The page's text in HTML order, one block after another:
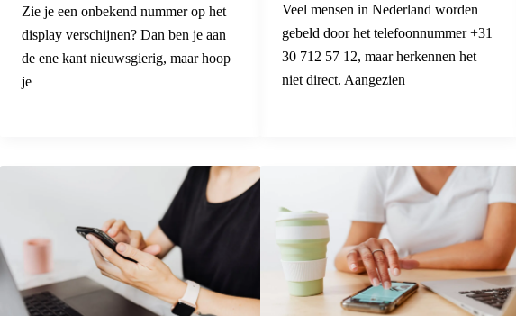
Zie je een onbekend nummer op het
display verschijnen? Dan ben je aan
de ene kant nieuwsgierig, maar hoop
je
Veel mensen in Nederland worden
gebeld door het telefoonnummer +31
30 712 57 12, maar herkennen het
niet direct. Aangezien